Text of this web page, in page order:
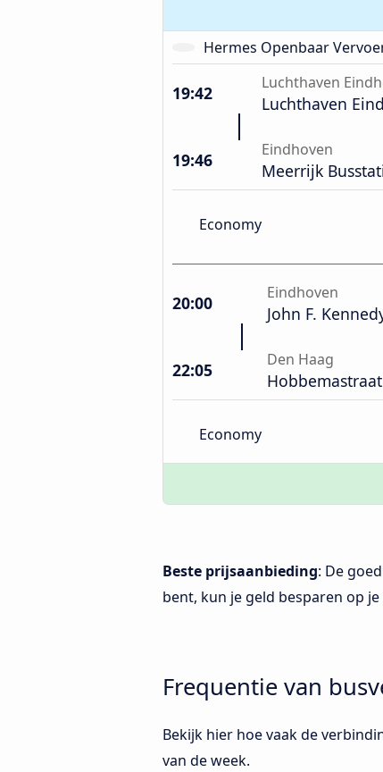
Hermes Openbaar
19:42 Luchthaven
Luchthaven
19:46 Eindhoven
Meerrijk
Economy
20:00 Eindhoven
John F.
22:05 Den Haag
Economy
Beste prijsaanbieding: De
bent, kun je geld besparen op
Frequentie van
Bekijk hier hoe vaak de
van de week.